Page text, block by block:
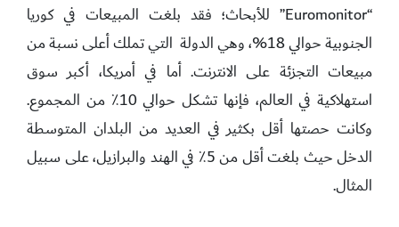
“Euromonitor” للأبحاث؛ فقد بلغت المبيعات في كوريا
الجنوبية حوالي 18%، وهي الدولة التي تملك أعلى نسبة من
مبيعات التجزئة على الانترنت. أما في أمريكا، أكبر سوق
استهلاكية في العالم، فإنها تشكل حوالي 10٪ من المجموع.
وكانت حصتها أقل بكثير في العديد من البلدان المتوسطة
الدخل حيث بلغت أقل من 5٪ في الهند والبرازيل، على سبيل
المثال.